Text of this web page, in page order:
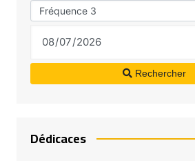
Rechercher
Dédicaces